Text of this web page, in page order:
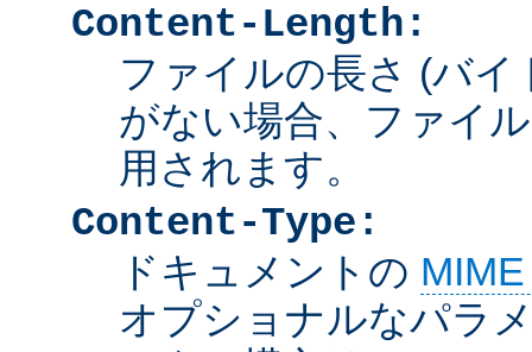
Content-Length:
ファイルの長さ (バ
がない場合、ファイ
用されます。
Content-Type:
ドキュメントの
オプショナルなパラ